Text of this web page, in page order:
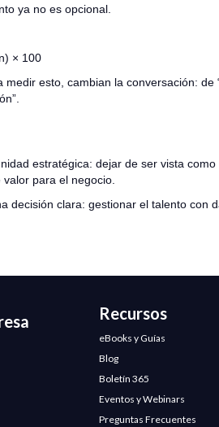
ya no es opcional.
× 100
esto, cambian la conversación: de
estratégica: dejar de ser vista
para el negocio.
decisión clara: gestionar el talento con
Recursos
eBooks y Guías
Blog
Boletín 365
Eventos y Webinars
Preguntas Frecuentes